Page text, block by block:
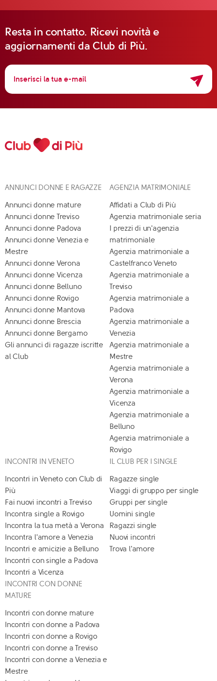
Resta in contatto. Ricevi novità e
aggiornamenti da Club di Più.
ANNUNCI DONNE E RAGAZZE
Annunci donne mature
Annunci donne Treviso
Annunci donne Padova
Annunci donne Venezia e
Mestre
Annunci donne Verona
Annunci donne Vicenza
Annunci donne Belluno
Annunci donne Rovigo
Annunci donne Mantova
Annunci donne Brescia
Annunci donne Bergamo
Gli annunci di ragazze iscritte
al Club
AGENZIA MATRIMONIALE
Affidati a Club di Più
Agenzia matrimoniale seria
I prezzi di un'agenzia
matrimoniale
Agenzia matrimoniale a
Castelfranco Veneto
Agenzia matrimoniale a
Treviso
Agenzia matrimoniale a
Padova
Agenzia matrimoniale a
Venezia
Agenzia matrimoniale a
Mestre
Agenzia matrimoniale a
Verona
Agenzia matrimoniale a
Vicenza
Agenzia matrimoniale a
Belluno
Agenzia matrimoniale a
Rovigo
INCONTRI IN VENETO
Incontri in Veneto con Club di
Più
Fai nuovi incontri a Treviso
Incontra single a Rovigo
Incontra la tua metà a Verona
Incontra l'amore a Venezia
Incontri e amicizie a Belluno
Incontri con single a Padova
Incontri a Vicenza
IL CLUB PER I SINGLE
Ragazze single
Viaggi di gruppo per single
Gruppi per single
Uomini single
Ragazzi single
Nuovi incontri
Trova l'amore
INCONTRI CON DONNE
MATURE
Incontri con donne mature
Incontri con donne a Padova
Incontri con donne a Rovigo
Incontri con donne a Treviso
Incontri con donne a Venezia e
Mestre